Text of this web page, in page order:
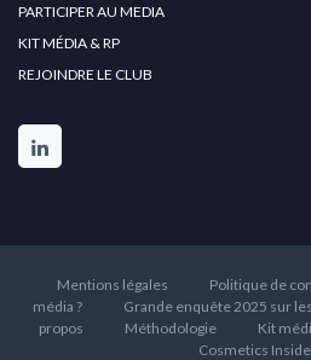
PARTICIPER AU MEDIA
KIT MÉDIA & RP
REJOINDRE LE CLUB
Mentions légales Politique de
média ?
Grande enquête 2025 sur
propos
Méthodologie Kit
Cosmetics